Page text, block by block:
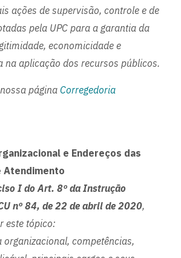
ações de supervisão, controle e de
pela UPC para a garantia da
economicidade e
na aplicação dos recursos públicos.
páginaCorregedoria
e Endereços das
Atendimento
I do Art. 8º da Instrução
nº 84, de 22 de abril de 2020,
este tópico:
organizacional, competências,